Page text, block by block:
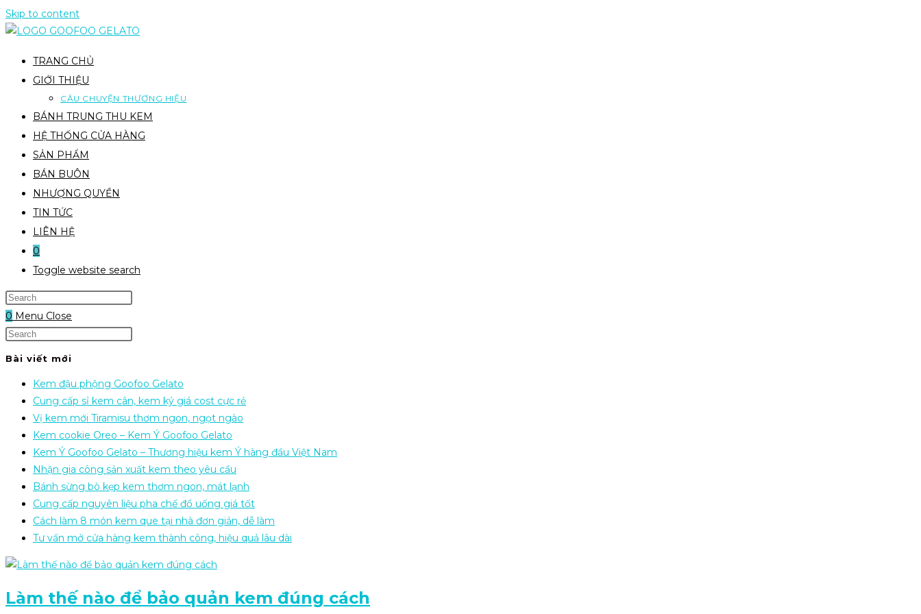
Skip to content
TRANG CHỦ
GIỚI THIỆU
CÂU CHUYỆN THƯƠNG HIỆU
BÁNH TRUNG THU KEM
HỆ THỐNG CỬA HÀNG
SẢN PHẨM
BÁN BUÔN
NHƯỢNG QUYỀN
TIN TỨC
LIÊN HỆ
0
Toggle website search
0 Menu Close
Bài viết mới
Kem đậu phộng Goofoo Gelato
Cung cấp sỉ kem cân, kem ký giá cost cực rẻ
Vị kem mới Tiramisu thơm ngon, ngọt ngào
Kem cookie Oreo – Kem Ý Goofoo Gelato
Kem Ý Goofoo Gelato – Thương hiệu kem Ý hàng đầu Việt Nam
Nhận gia công sản xuất kem theo yêu cầu
Bánh sừng bò kẹp kem thơm ngon, mát lạnh
Cung cấp nguyên liệu pha chế đồ uống giá tốt
Cách làm 8 món kem que tại nhà đơn giản, dễ làm
Tư vấn mở cửa hàng kem thành công, hiệu quả lâu dài
Làm thế nào để bảo quản kem đúng cách